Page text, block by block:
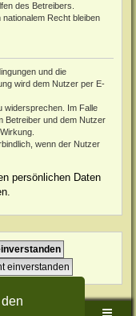
des Betreibers.
Recht bleiben
und die
wird dem Nutzer per E-
widersprechen. Im Falle
Betreiber und dem Nutzer
wenn der Nutzer
persönlichen Daten
Übersicht